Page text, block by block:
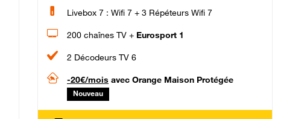
Livebox 7 : Wifi 7 + 3 Répéteurs Wifi 7
200 chaînes TV + Eurosport 1
2 Décodeurs TV 6
-20€/mois avec Orange Maison Protégée
Nouveau